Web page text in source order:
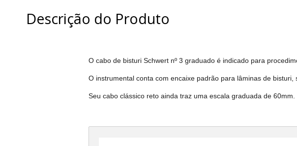
Descrição do Produto
O cabo de bisturi Schwert nº 3 graduado é indicado para
O instrumental conta com encaixe padrão para lâminas de
Seu cabo clássico reto ainda traz uma escala graduada de 60mm.